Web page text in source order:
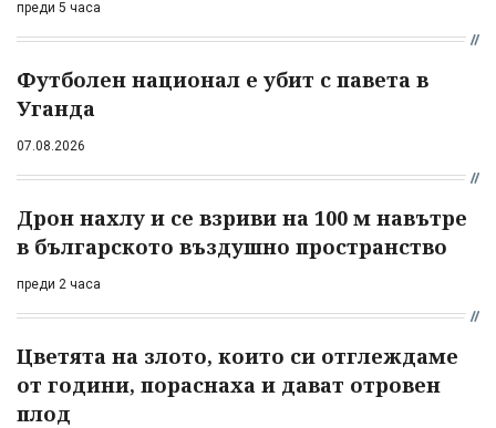
преди 5 часа
Футболен национал е убит с павета в
Уганда
07.08.2026
Дрон нахлу и се взриви на 100 м навътре
в българското въздушно пространство
преди 2 часа
Цветята на злото, които си отглеждаме
от години, пораснаха и дават отровен
плод